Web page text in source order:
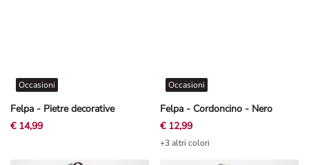
Felpa - Pietre decorative
Occasioni
€ 14,99
Felpa - Cordoncino - Nero
Occasioni
€ 12,99
+3 altri colori